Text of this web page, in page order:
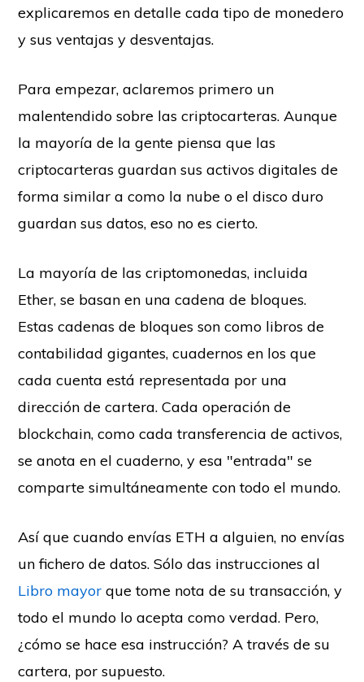
explicaremos en detalle cada tipo de monedero
y sus ventajas y desventajas.
Para empezar, aclaremos primero un
malentendido sobre las criptocarteras. Aunque
la mayoría de la gente piensa que las
criptocarteras guardan sus activos digitales de
forma similar a como la nube o el disco duro
guardan sus datos, eso no es cierto.
La mayoría de las criptomonedas, incluida
Ether, se basan en una cadena de bloques.
Estas cadenas de bloques son como libros de
contabilidad gigantes, cuadernos en los que
cada cuenta está representada por una
dirección de cartera. Cada operación de
blockchain, como cada transferencia de activos,
se anota en el cuaderno, y esa "entrada" se
comparte simultáneamente con todo el mundo.
Así que cuando envías ETH a alguien, no envías
un fichero de datos. Sólo das instrucciones al
Libro mayor que tome nota de su transacción, y
todo el mundo lo acepta como verdad. Pero,
¿cómo se hace esa instrucción? A través de su
cartera, por supuesto.